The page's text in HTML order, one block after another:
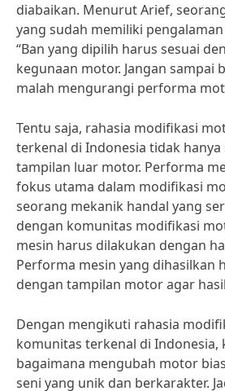
diabaikan. Menurut Arief,
yang sudah memiliki
“Ban yang dipilih harus sesuai
kegunaan motor. Jangan sampai
malah mengurangi performa
Tentu saja, rahasia modifikasi
terkenal di Indonesia tidak hanya
tampilan luar motor. Performa
fokus utama dalam modifikasi
seorang mekanik handal yang
dengan komunitas modifikasi
mesin harus dilakukan dengan
Performa mesin yang dihasilkan
dengan tampilan motor agar
Dengan mengikuti rahasia
komunitas terkenal di Indonesia,
bagaimana mengubah motor
seni yang unik dan berkarakter.